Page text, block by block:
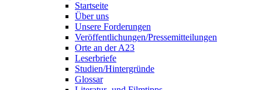
Startseite
Über uns
Unsere Forderungen
Veröffentlichungen/Pressemitteilungen
Orte an der A23
Leserbriefe
Studien/Hintergründe
Glossar